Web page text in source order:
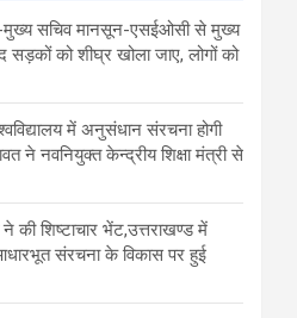
मुख्य सचिव मानसून-एसईओसी से मुख्य
सड़कों को शीघ्र खोला जाए, लोगों को
में अनुसंधान संरचना होगी
ने नवनियुक्त केन्द्रीय शिक्षा मंत्री से
की शिष्टाचार भेंट,उत्तराखण्ड में
संरचना के विकास पर हुई